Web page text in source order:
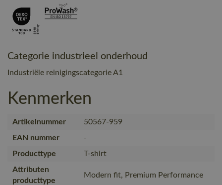
Categorie industrieel onderhoud
Industriële reinigingscategorie A1
Kenmerken
Artikelnummer
50567-959
EAN nummer
-
Producttype
T-shirt
Attributen
producttype
Modern fit, Premium Performance